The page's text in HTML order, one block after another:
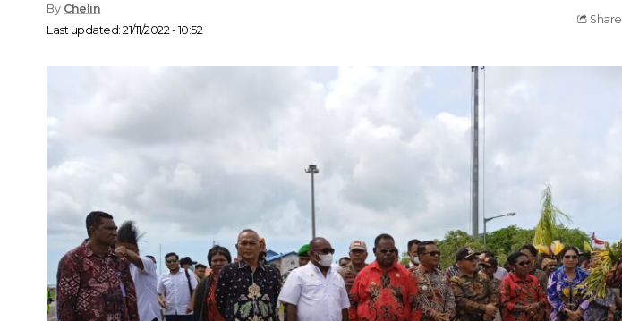
Last updated: 21/11/2022 - 10:52
By Chelin
Share